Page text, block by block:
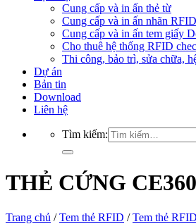
Cung cấp và in ấn thẻ từ
Cung cấp và in ấn nhãn RFID
Cung cấp và in ấn tem giấy
Cho thuê hệ thống RFID
Thi công, bảo trì, sửa chữa,
Dự án
Bản tin
Download
Liên hệ
Tìm kiếm:
THẺ CỨNG
Trang chủ / Tem thẻ RFID / Tem thẻ